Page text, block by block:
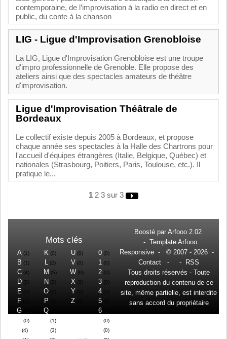
contemporaine, de l’improvisation à la radio en direct et en
public, du conte à la chanson
LIG - Ligue d'Improvisation Grenobloise
La LIG, Ligue d'Improvisation Grenobloise est une troupe
d'impro professionnelle de Grenoble. Elle propose des
ateliers ainsi que des spectacles amateurs de théâtre
d'improvisation.
Ligue d'Improvisation Théâtrale de
Bordeaux
Le collectif existe depuis 2005 à Bordeaux, et propose
chaque année ses spectacles à la Halle des Chartrons pour
l'accueil d'équipes étrangères (Italie, Belgique, Québec) et
nationales (Strasbourg, Poitiers, Paris, Toulouse, etc.). Il
pratique le...
1 2 3 sur 3
Mots clés
A (1)
B (1)
C(4)
D(0)
E
F
G
(0)
(4)
K (0)
L (2)
M (5)
N (0)
O
P
Q
(1)
(3)
U(0)
V (0)
W (0)
X (0)
Y
Z
0(0)
1 (0)
2(0)
3(0)
4(0)
5(0)
6(0)
(0)
(0)
Boosté par Arfooo 2.02
- Template Arfooo
Responsive - © 2007 - 2026 -
Contact - -
RSS
Tous droits réservés - Toute
reproduction du contenu de ce
site, même partielle, est interdite
sans accord du propriétaire